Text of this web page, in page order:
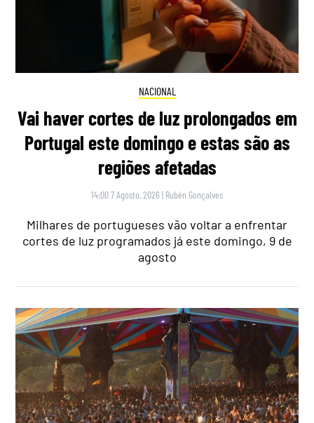
NACIONAL
Vai haver cortes de luz prolongados em
Portugal este domingo e estas são as
regiões afetadas
14:00 7 Agosto, 2026 | Rubén Gonçalves
Milhares de portugueses vão voltar a enfrentar
cortes de luz programados já este domingo, 9 de
agosto